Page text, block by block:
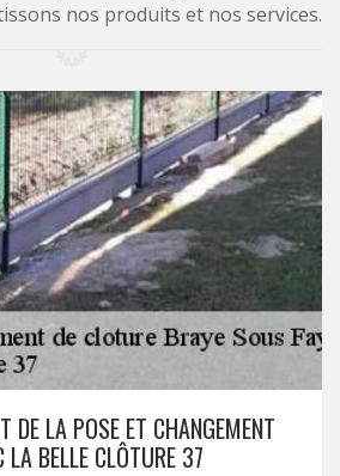
nos produits et nos services.
DE LA POSE ET CHANGEMENT
LA BELLE CLÔTURE 37